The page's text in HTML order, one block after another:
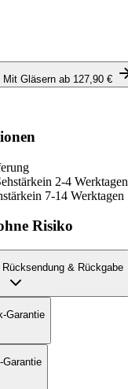
Mit Gläsern ab 127,90 €
in 2-4 Werktagen
in 7-14 Werktagen
Risiko
& Rückgabe
Garantie
Garantie